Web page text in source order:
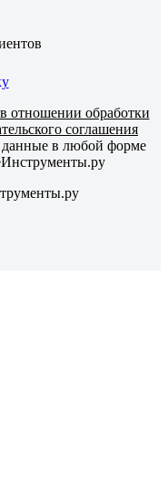
отношении обработки
соглашения
данные в любой форме